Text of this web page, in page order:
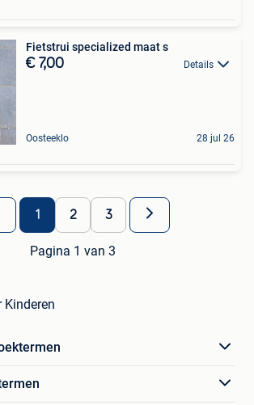
Fietstrui specialized maat s
€ 7,00 Details
Oosteeklo 28 jul 26
1 2 3
Pagina 1 van 3
Kinderen